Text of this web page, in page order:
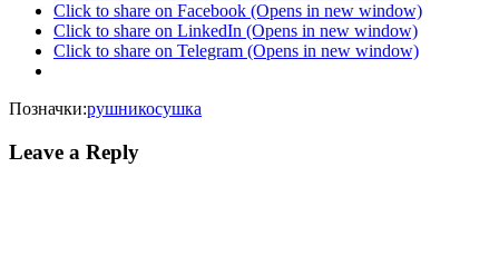
Click to share on Facebook (Opens in new window)
Click to share on LinkedIn (Opens in new window)
Click to share on Telegram (Opens in new window)
Позначки:рушникосушка
Leave a Reply